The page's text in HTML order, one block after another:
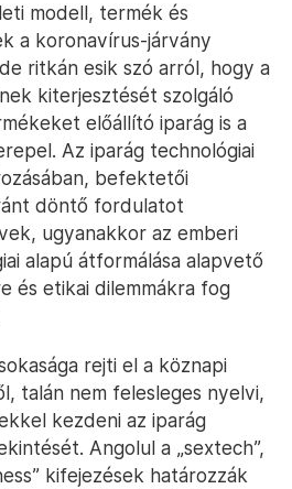
modell, termék és
a koronavírus-járvány
ritkán esik szó arról, hogy a
kiterjesztését szolgáló
előállító iparág is a
Az iparág technológiai
befektetői
döntő fordulatot
ugyanakkor az emberi
alapú átformálása alapvető
és etikai dilemmákra fog
rejti el a köznapi
talán nem felesleges nyelvi,
kezdeni az iparág
Angolul a „sextech”,
kifejezések határozzák